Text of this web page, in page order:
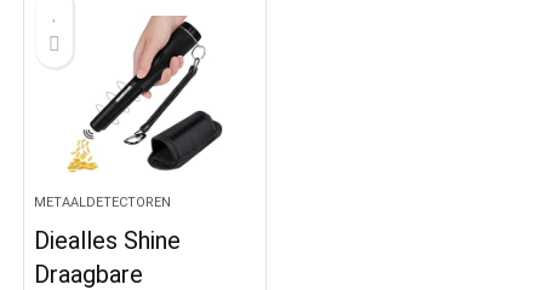
METAALDETECTOREN
Diealles Shine
Draagbare